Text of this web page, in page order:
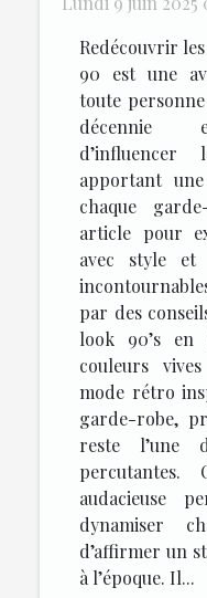
Redécouvrir
90 est une
toute
décennie
d’influencer
apportant
chaque
article pour
avec style et
par des
look 90’s en
couleurs
mode rétro
garde-robe,
reste l’une
audacieuse
dynamiser
d’affirmer un
à l’époque. Il...